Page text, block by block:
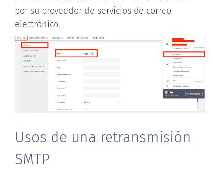
por su proveedor de servicios de correo
electrónico.
Usos de una retransmisión
SMTP